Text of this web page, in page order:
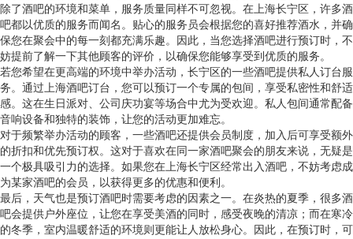
除了酒吧的环境和菜单，服务质量同样不可忽视。在上海长宁区，许多酒
吧都以优质的服务而闻名。贴心的服务员会根据您的喜好推荐酒水，并确
保您在聚会中的每一刻都充满乐趣。因此，当您选择酒吧进行预订时，不
妨提前了解一下其他顾客的评价，以确保您能够享受到优质的服务。
若您希望在更高端的环境中举办活动，长宁区的一些酒吧提供私人订台服
务。通过上海酒吧订台，您可以预订一个专属的包间，享受私密性和舒适
感。这在生日派对、公司庆功宴等场合中尤为受欢迎。私人包间通常配备
音响设备和独特的装饰，让您的活动更加难忘。
对于频繁举办活动的顾客，一些酒吧还提供会员制度，加入后可享受额外
的折扣和优先预订权。这对于喜欢在同一家酒吧聚会的朋友来说，无疑是
一个极具吸引力的选择。如果您在上海长宁区经常出入酒吧，不妨考虑成
为某家酒吧的会员，以获得更多的优惠和便利。
最后，天气也是预订酒吧时需要考虑的因素之一。在炎热的夏季，很多酒
吧会提供户外座位，让您在享受美酒的同时，感受夜晚的清凉；而在寒冷
的冬季，室内温暖舒适的环境则更能让人放松身心。因此，在预订时，可